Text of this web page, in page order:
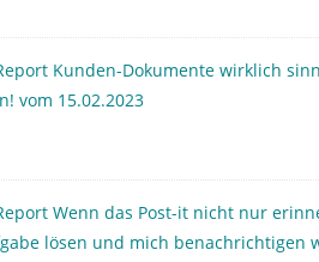
Kunden-Dokumente wirklich
vom 15.02.2023
Wenn das Post-it nicht nur
lösen und mich benachrichtigen